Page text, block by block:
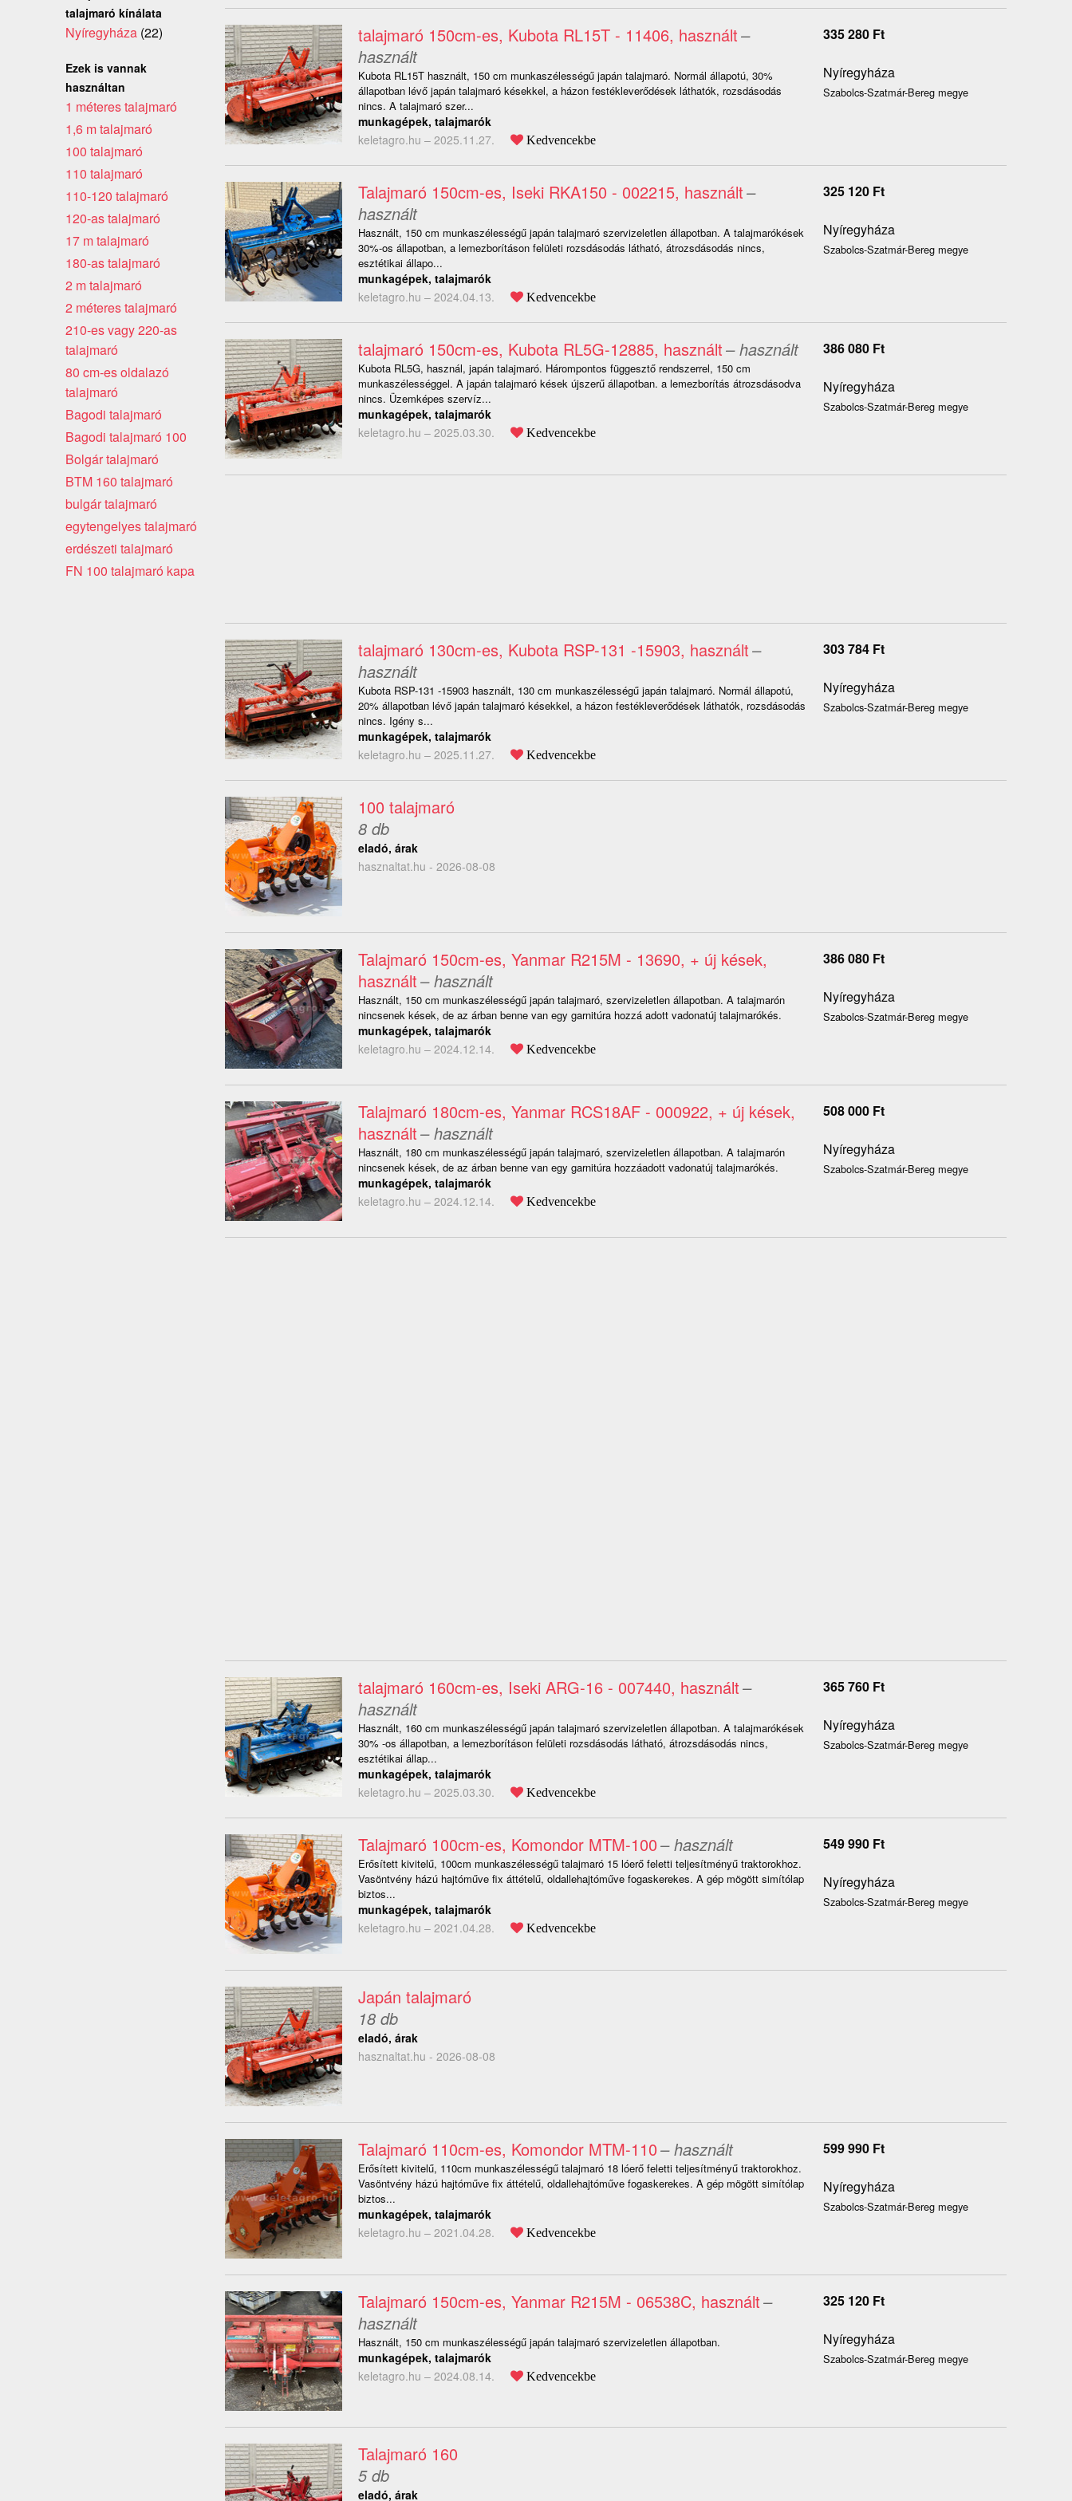
talajmaró 150cm-es, Kubota RL15T - 11406, használt–
használt
Kubota RL15T használt, 150 cm munkaszélességű japán talajmaró. Normál állapotú, 30%
állapotban lévő japán talajmaró késekkel, a házon festékleverődések láthatók, rozsdásodás
nincs. A talajmaró szer...
munkagépek, talajmarók
keletagro.hu – 2025.11.27. Kedvencekbe
335 280 Ft
Nyíregyháza
Szabolcs-Szatmár-Bereg megye
Talajmaró 150cm-es, Iseki RKA150 - 002215, használt–
használt
Használt, 150 cm munkaszélességű japán talajmaró szervizeletlen állapotban. A talajmarókések
30%-os állapotban, a lemezborításon felületi rozsdásodás látható, átrozsdásodás nincs,
esztétikai állapo...
munkagépek, talajmarók
keletagro.hu – 2024.04.13. Kedvencekbe
325 120 Ft
Nyíregyháza
Szabolcs-Szatmár-Bereg megye
talajmaró 150cm-es, Kubota RL5G-12885, használt– használt
Kubota RL5G, használ, japán talajmaró. Hárompontos függesztő rendszerrel, 150 cm
munkaszélességgel. A japán talajmaró kések újszerű állapotban. a lemezborítás átrozsdásodva
nincs. Üzemképes szervíz...
munkagépek, talajmarók
keletagro.hu – 2025.03.30. Kedvencekbe
386 080 Ft
Nyíregyháza
Szabolcs-Szatmár-Bereg megye
talajmaró 130cm-es, Kubota RSP-131 -15903, használt–
használt
Kubota RSP-131 -15903 használt, 130 cm munkaszélességű japán talajmaró. Normál állapotú,
20% állapotban lévő japán talajmaró késekkel, a házon festékleverődések láthatók, rozsdásodás
nincs. Igény s...
munkagépek, talajmarók
keletagro.hu – 2025.11.27. Kedvencekbe
303 784 Ft
Nyíregyháza
Szabolcs-Szatmár-Bereg megye
100 talajmaró
8 db
eladó, árak
hasznaltat.hu - 2026-08-08
Talajmaró 150cm-es, Yanmar R215M - 13690, + új kések,
használt– használt
Használt, 150 cm munkaszélességű japán talajmaró, szervizeletlen állapotban. A talajmarón
nincsenek kések, de az árban benne van egy garnitúra hozzá adott vadonatúj talajmarókés.
munkagépek, talajmarók
keletagro.hu – 2024.12.14. Kedvencekbe
386 080 Ft
Nyíregyháza
Szabolcs-Szatmár-Bereg megye
Talajmaró 180cm-es, Yanmar RCS18AF - 000922, + új kések,
használt– használt
Használt, 180 cm munkaszélességű japán talajmaró, szervizeletlen állapotban. A talajmarón
nincsenek kések, de az árban benne van egy garnitúra hozzáadott vadonatúj talajmarókés.
munkagépek, talajmarók
keletagro.hu – 2024.12.14. Kedvencekbe
508 000 Ft
Nyíregyháza
Szabolcs-Szatmár-Bereg megye
talajmaró 160cm-es, Iseki ARG-16 - 007440, használt–
használt
Használt, 160 cm munkaszélességű japán talajmaró szervizeletlen állapotban. A talajmarókések
30% -os állapotban, a lemezborításon felületi rozsdásodás látható, átrozsdásodás nincs,
esztétikai állap...
munkagépek, talajmarók
keletagro.hu – 2025.03.30. Kedvencekbe
365 760 Ft
Nyíregyháza
Szabolcs-Szatmár-Bereg megye
Talajmaró 100cm-es, Komondor MTM-100– használt
Erősített kivitelű, 100cm munkaszélességű talajmaró 15 lóerő feletti teljesítményű traktorokhoz.
Vasöntvény házú hajtóműve fix áttételű, oldallehajtóműve fogaskerekes. A gép mögött simítólap
biztos...
munkagépek, talajmarók
keletagro.hu – 2021.04.28. Kedvencekbe
549 990 Ft
Nyíregyháza
Szabolcs-Szatmár-Bereg megye
Japán talajmaró
18 db
eladó, árak
hasznaltat.hu - 2026-08-08
Talajmaró 110cm-es, Komondor MTM-110– használt
Erősített kivitelű, 110cm munkaszélességű talajmaró 18 lóerő feletti teljesítményű traktorokhoz.
Vasöntvény házú hajtóműve fix áttételű, oldallehajtóműve fogaskerekes. A gép mögött simítólap
biztos...
munkagépek, talajmarók
keletagro.hu – 2021.04.28. Kedvencekbe
599 990 Ft
Nyíregyháza
Szabolcs-Szatmár-Bereg megye
Talajmaró 150cm-es, Yanmar R215M - 06538C, használt–
használt
Használt, 150 cm munkaszélességű japán talajmaró szervizeletlen állapotban.
munkagépek, talajmarók
keletagro.hu – 2024.08.14. Kedvencekbe
325 120 Ft
Nyíregyháza
Szabolcs-Szatmár-Bereg megye
Talajmaró 160
5 db
eladó, árak
talajmaró kínálata
Nyíregyháza (22)
Ezek is vannak
használtan
1 méteres talajmaró
1,6 m talajmaró
100 talajmaró
110 talajmaró
110-120 talajmaró
120-as talajmaró
17 m talajmaró
180-as talajmaró
2 m talajmaró
2 méteres talajmaró
210-es vagy 220-as
talajmaró
80 cm-es oldalazó
talajmaró
Bagodi talajmaró
Bagodi talajmaró 100
Bolgár talajmaró
BTM 160 talajmaró
bulgár talajmaró
egytengelyes talajmaró
erdészeti talajmaró
FN 100 talajmaró kapa